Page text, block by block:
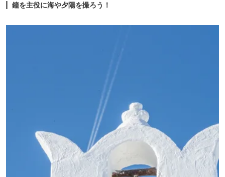
鐘を主役に海や夕陽を撮ろう！